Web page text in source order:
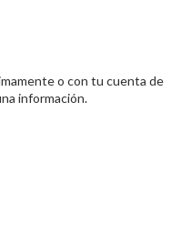
o con tu cuenta de
información.